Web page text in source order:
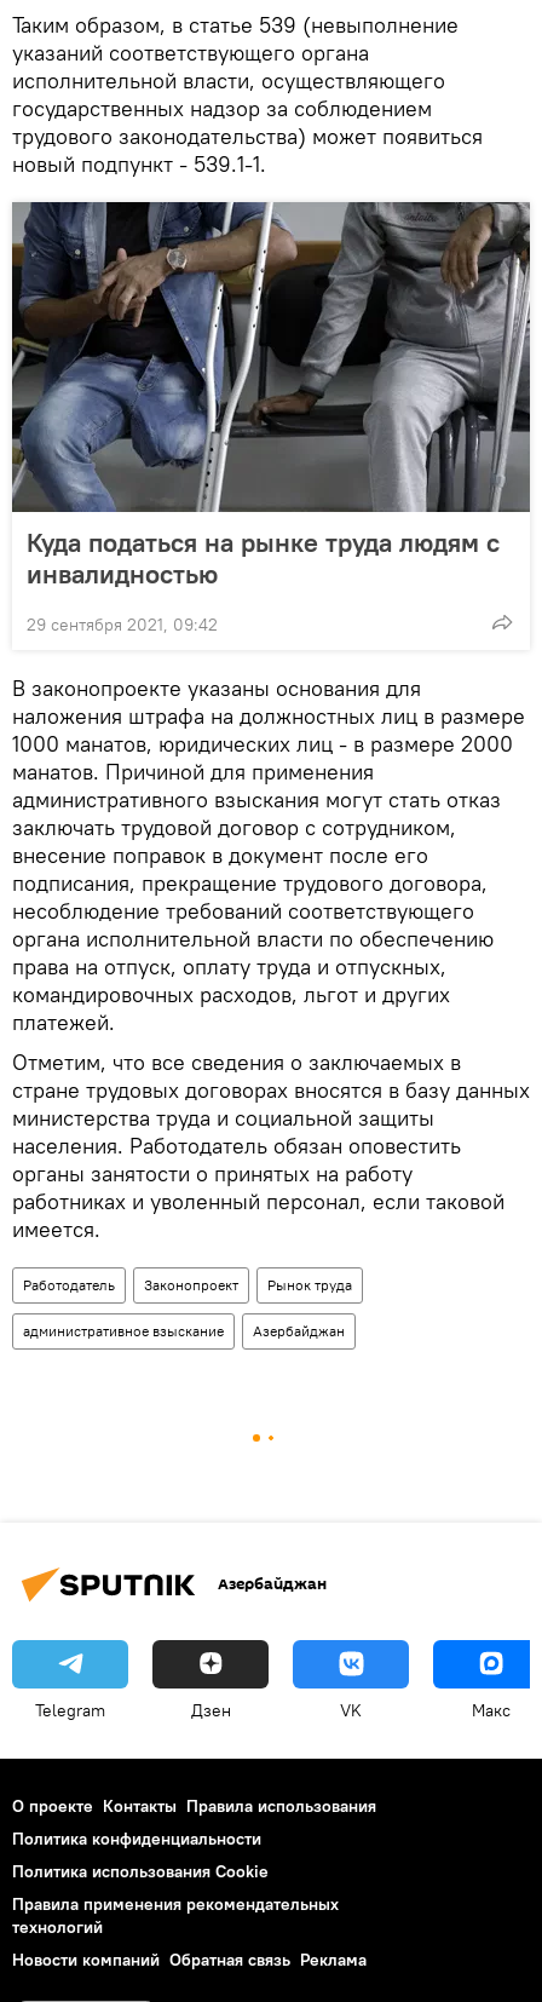
Таким образом, в статье 539 (невыполнение
указаний соответствующего органа
исполнительной власти, осуществляющего
государственных надзор за соблюдением
трудового законодательства) может появиться
новый подпункт - 539.1-1.
Куда податься на рынке труда людям с
инвалидностью
29 сентября 2021, 09:42
В законопроекте указаны основания для
наложения штрафа на должностных лиц в размере
1000 манатов, юридических лиц - в размере 2000
манатов. Причиной для применения
административного взыскания могут стать отказ
заключать трудовой договор с сотрудником,
внесение поправок в документ после его
подписания, прекращение трудового договора,
несоблюдение требований соответствующего
органа исполнительной власти по обеспечению
права на отпуск, оплату труда и отпускных,
командировочных расходов, льгот и других
платежей.
Отметим, что все сведения о заключаемых в
стране трудовых договорах вносятся в базу данных
министерства труда и социальной защиты
населения. Работодатель обязан оповестить
органы занятости о принятых на работу
работниках и уволенный персонал, если таковой
имеется.
Работодатель Законопроект Рынок труда
административное взыскание Азербайджан
Азербайджан
Telegram Дзен VK Макс
О проекте Контакты Правила использования
Политика конфиденциальности
Политика использования Cookie
Правила применения рекомендательных
технологий
Новости компаний Обратная связь Реклама